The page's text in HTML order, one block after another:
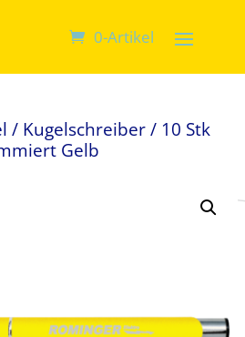
0-Artikel
/ Kugelschreiber/ 10 Stk
Gelb